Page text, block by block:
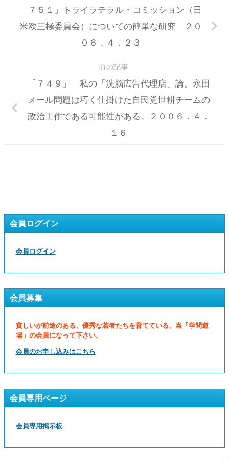
「７５１」トライラテラル・コミッション（日
米欧三極委員会）についての簡単な研究 ２０
０６．４．２３
前の記事
「７４９」 私の「洗脳広告代理店」論。永田
メール問題は巧く仕掛けた自民党世耕チームの
政治工作である可能性がある。２００６．４．
１６
会員ログイン
会員ログイン
会員募集
貧しいが前途のある、優秀な若者たちを育てている、当「学問道
場」の会員になって下さい。
会員のお申し込みはこちら
会員専用ページ
会員専用掲示板